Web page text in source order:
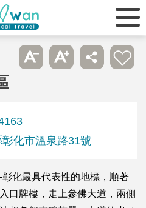
化市溫泉路31號
化最具代表性的地標，順著
口牌樓，走上參佛大道，兩側